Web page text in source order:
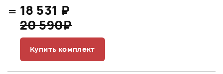
= 18 531 ₽
20 590₽
Купить комплект